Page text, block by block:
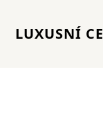
LUXUSNÍ